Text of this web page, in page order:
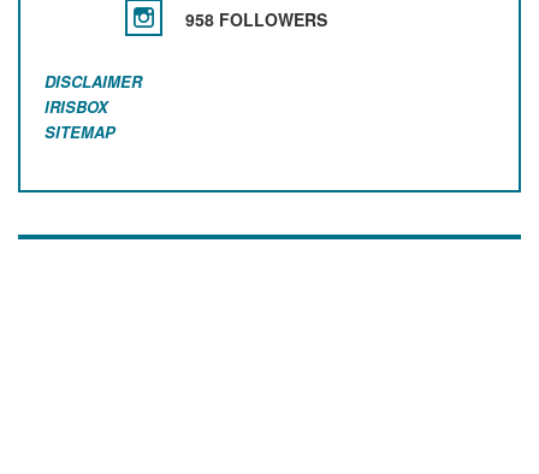
958 FOLLOWERS
DISCLAIMER
IRISBOX
SITEMAP